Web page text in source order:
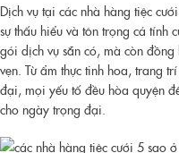
Dịch vụ tại các nhà hàng tiệc
sự thấu hiểu và tôn trọng cá tính
gói dịch vụ sẵn có, mà còn
vẹn. Từ ẩm thực tinh hoa, trang
đại, mọi yếu tố đều hòa quyện
cho ngày trọng đại.